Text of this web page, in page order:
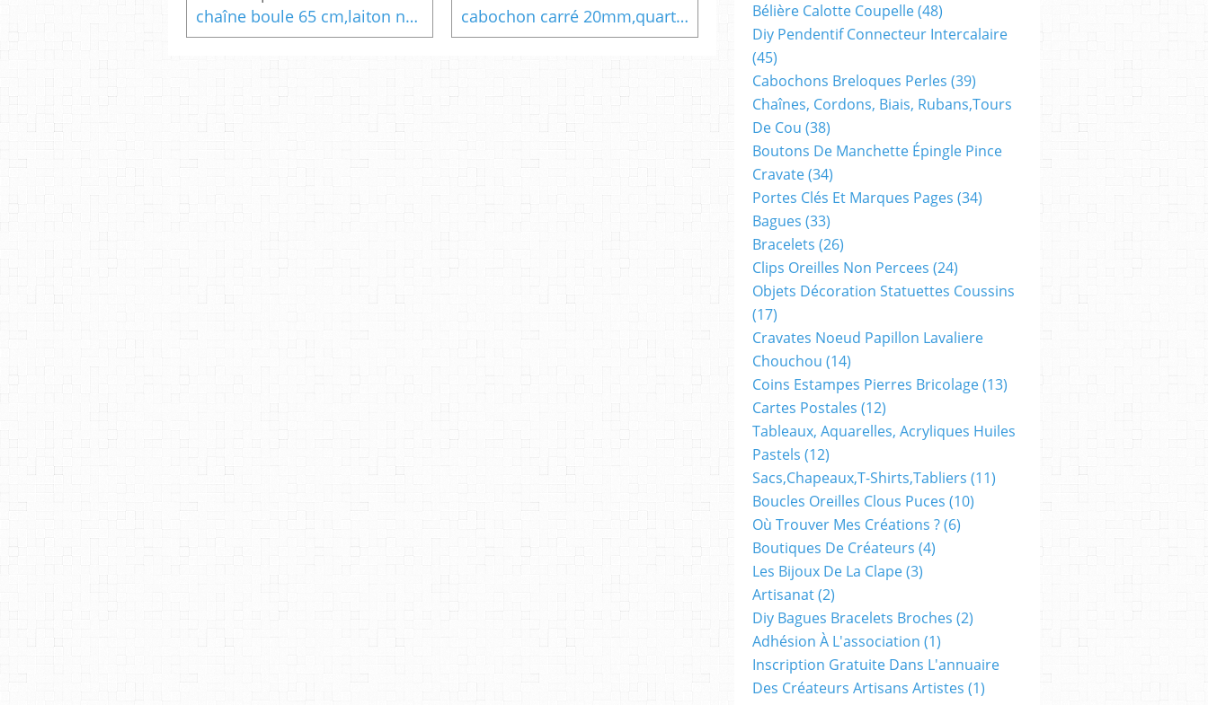
chaîne boule 65 cm,laiton noir dia 2mm,fermoir boule,fourniture bricolage mercerie,diy bijou accessoire décoration,scrapbooking,gothique vintage retro,baroque punk kawaii,boheme victorien edouardien,ateliers du fait mains cabochon carré 20mm,quartz rose,pierre gemme semi precieuse,collage serti fond plat,fourniture bricolage mercerie,diy bijou accessoire décoration,scrapbooking grimoire coffret,gothique baroque punk,kawaii boheme victorien,edouardien art deco art nouveau,rococo
Bélière Calotte Coupelle(48)
Diy Pendentif Connecteur Intercalaire
(45)
Cabochons Breloques Perles (39)
Chaînes, Cordons, Biais, Rubans,tours
De Cou (38)
Boutons De Manchette Épingle Pince
Cravate(34)
Portes Clés Et Marques Pages (34)
Bagues (33)
Bracelets (26)
Clips Oreilles Non Percees (24)
Objets Décoration Statuettes Coussins
(17)
Cravates Noeud Papillon Lavaliere
Chouchou (14)
Coins Estampes Pierres Bricolage(13)
Cartes Postales (12)
Tableaux, Aquarelles, Acryliques Huiles
Pastels (12)
Sacs,chapeaux,t-Shirts,tabliers (11)
Boucles Oreilles Clous Puces (10)
Où Trouver Mes Créations ?(6)
Boutiques De Créateurs (4)
Les Bijoux De La Clape(3)
Artisanat(2)
Diy Bagues Bracelets Broches (2)
Adhésion À L'association (1)
Inscription Gratuite Dans L'annuaire
Des Créateurs Artisans Artistes (1)